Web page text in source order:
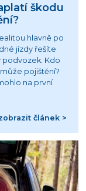
škodu
hlavně po
jízdy řešíte
Kdo
pojištění?
na první
článek >